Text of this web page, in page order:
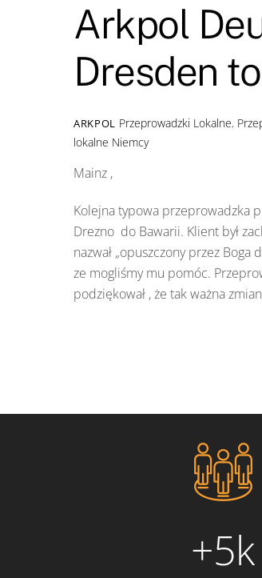
Arkpol
Dresden
ARKPOL Przeprowadzki Lokalne,
lokalne Niemcy
Mainz ,
Kolejna typowa przeprowadzka
Drezno do Bawarii. Klient był
nazwał „opuszczony przez
ze mogliśmy mu pomóc.
podziękował , że tak ważna
+5k